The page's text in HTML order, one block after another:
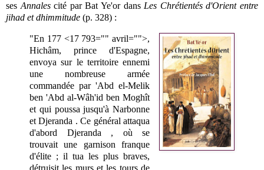
sesAnnalescité par Bat Ye'or dansLes Chrétientés d'Orient entre
jihad et dhimmitude (p. 328) :
"En 177 <17 793="" avril="">,
Hichâm, prince d'Espagne,
envoya sur le territoire ennemi
une nombreuse armée
commandée par 'Abd el-Melik
ben 'Abd al-Wâh'id ben Moghît
et qui poussa jusqu'à Narbonne
et Djeranda . Ce général attaqua
d'abord Djeranda , où se
trouvait une garnison franque
d'élite ; il tua les plus braves,